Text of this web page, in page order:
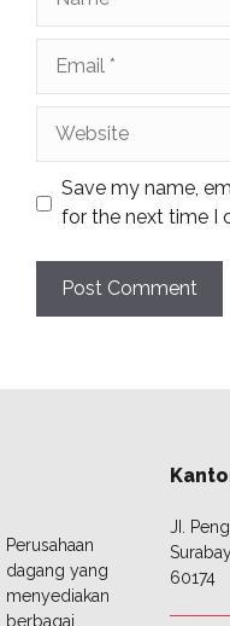
Save my name,
for the next time I
Perusahaan
dagang yang
menyediakan
berbagai
JI.
60174